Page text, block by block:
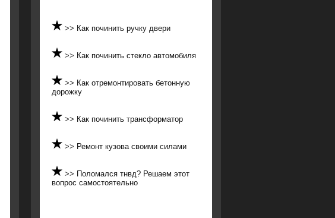
>> Как починить ручку двери
>> Как починить стекло автомобиля
>> Как отремонтировать бетонную
дорожку
>> Как починить трансформатор
>> Ремонт кузова своими силами
>> Поломался тнвд? Решаем этот
вопрос самостоятельно